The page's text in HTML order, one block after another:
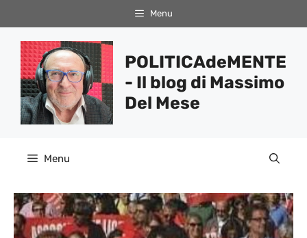
al
contenuto
Menu
POLITICAdeMENTE
- Il blog di Massimo
Del Mese
Menu